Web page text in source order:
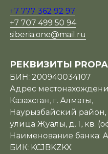
+7 777 362 92 97
+7 707 499 50 94
siberia.one@mail.ru
РЕКВИЗИТЫ
БИН: 200940034107
Адрес
Казахстан, г. Алматы,
Наурызбайский
улица Жуалы, д. 1, кв.
Наименование банка:
БИК: KCJBKZKX